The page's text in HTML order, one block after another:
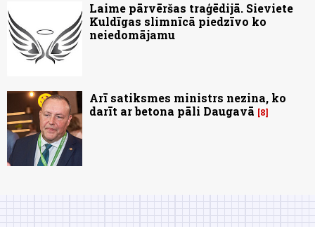
Laime pārvēršas traģēdijā. Sieviete
Kuldīgas slimnīcā piedzīvo ko
neiedomājamu
Arī satiksmes ministrs nezina, ko
darīt ar betona pāli Daugavā
8